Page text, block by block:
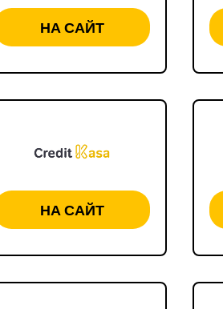
НА САЙТ
НА САЙТ